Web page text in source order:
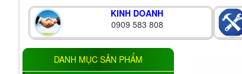
KINH DOANH
0909 583 808
DANH MỤC SẢN PHẨM